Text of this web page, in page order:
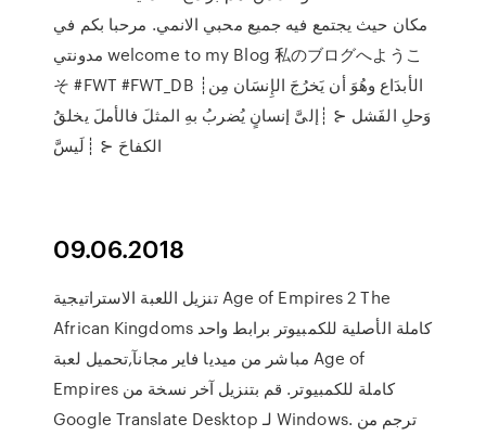
مكان حيث يجتمع فيه جميع محبي الانمي. مرحبا بكم في
مدونتي welcome to my Blog 私のブログへようこ
そ #FWT #FWT_DB ┊الأبدَاع وهُوَ أن يَخرُجَ الإِنسَان مِن
وَحلِ الفَشل ⊰ ┊إلىَّ إنسانٍ يُضربُ بهِ المثلَ فالأملَ يخلقُ
الكفاحَ ⊰ ┊لَيسَّ
09.06.2018
تنزيل اللعبة الاستراتيجية Age of Empires 2 The
African Kingdoms كاملة الأصلية للكمبيوتر برابط واحد
مباشر من ميديا فاير مجانآ,تحميل لعبة Age of
Empires كاملة للكمبيوتر. قم بتنزيل آخر نسخة من
Google Translate Desktop لـ Windows. ترجم من